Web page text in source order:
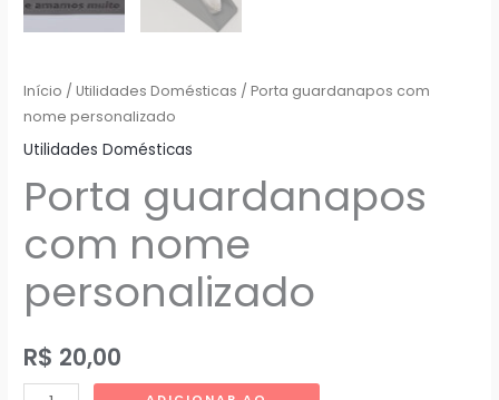
Início /Utilidades Domésticas / Porta guardanapos com
nome personalizado
Utilidades Domésticas
Porta guardanapos
com nome
personalizado
R$ 20,00